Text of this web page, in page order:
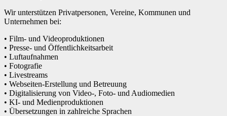
Wir unterstützen Privatpersonen, Vereine, Kommunen und
Unternehmen bei:
• Film- und Videoproduktionen
• Presse- und Öffentlichkeitsarbeit
• Luftaufnahmen
• Fotografie
• Livestreams
• Webseiten-Erstellung und Betreuung
• Digitalisierung von Video-, Foto- und Audiomedien
• KI- und Medienproduktionen
• Übersetzungen in zahlreiche Sprachen